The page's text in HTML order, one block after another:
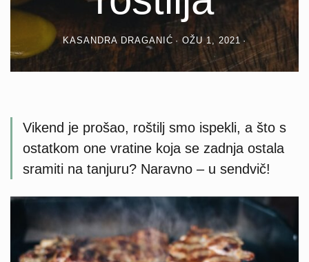
KASANDRA DRAGANIĆ OŽU 1, 2021
Vikend je prošao, roštilj smo ispekli, a što s
ostatkom one vratine koja se zadnja ostala
sramiti na tanjuru? Naravno – u sendvič!